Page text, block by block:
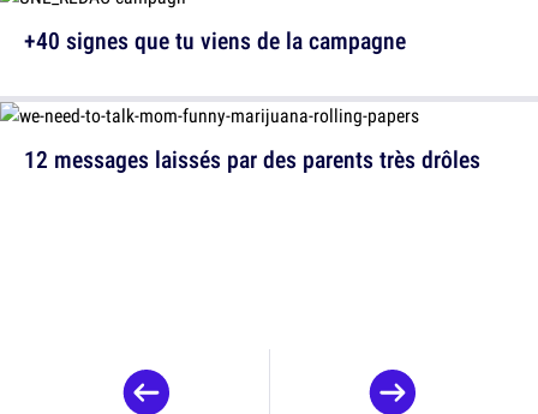
12 messages laissés par des parents très drôles
+40 signes que tu viens de la campagne